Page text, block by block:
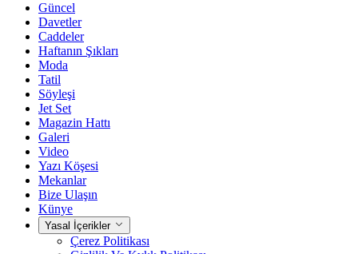
Güncel
Davetler
Caddeler
Haftanın Şıkları
Moda
Tatil
Söyleşi
Jet Set
Magazin Hattı
Galeri
Video
Yazı Köşesi
Mekanlar
Bize Ulaşın
Künye
Yasal İçerikler
Çerez Politikası